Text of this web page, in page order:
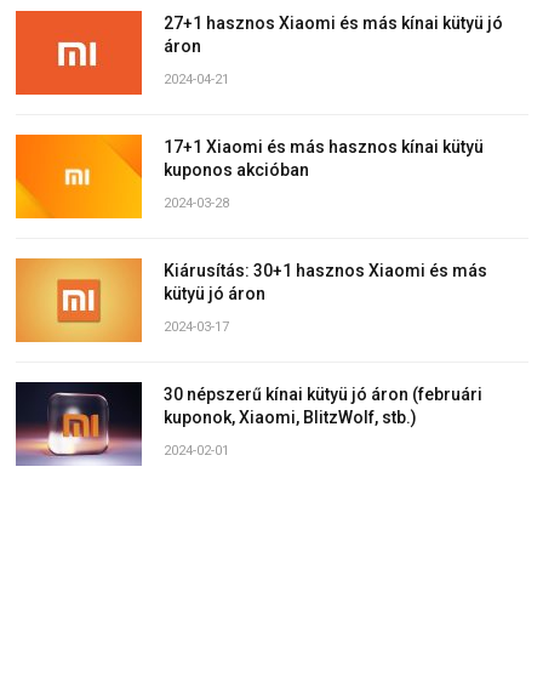
27+1 hasznos Xiaomi és más kínai kütyü jó
áron
2024-04-21
17+1 Xiaomi és más hasznos kínai kütyü
kuponos akcióban
2024-03-28
Kiárusítás: 30+1 hasznos Xiaomi és más
kütyü jó áron
2024-03-17
30 népszerű kínai kütyü jó áron (februári
kuponok, Xiaomi, BlitzWolf, stb.)
2024-02-01